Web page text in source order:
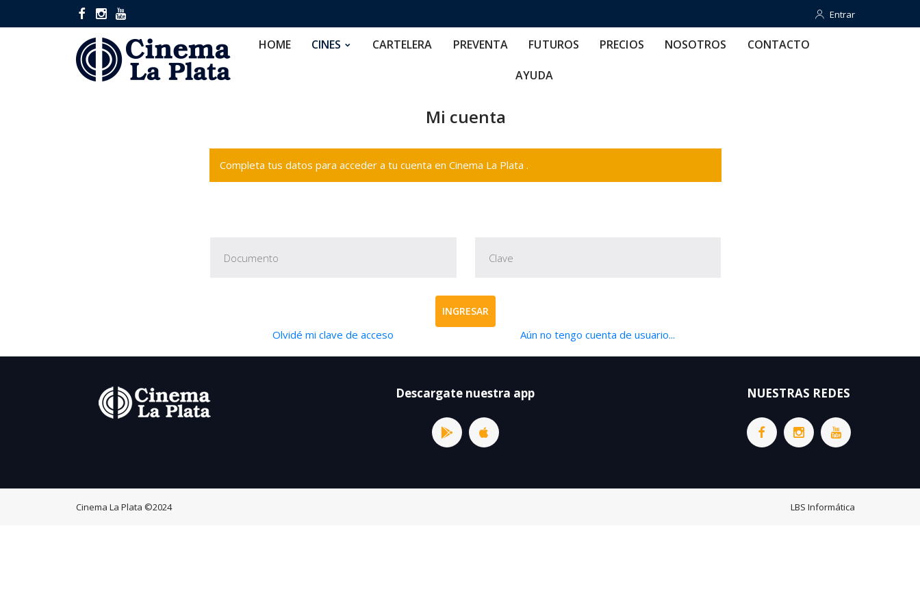
Entrar
Entrar
HOME CINES CARTELERA PREVENTA FUTUROS PRECIOS NOSOTROS CONTACTO
AYUDA
Mi cuenta
Completa tus datos para acceder a tu cuenta en Cinema La Plata .
INGRESAR
Olvidé mi clave de acceso Aún no tengo cuenta de usuario...
Descargate nuestra app NUESTRAS REDES
Cinema La Plata ©2024 LBS Informática